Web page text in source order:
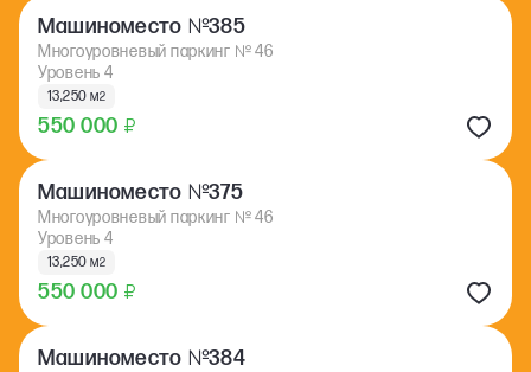
Машиноместо №385
Многоуровневый паркинг №46
Уровень 4
550 000 ₽
13,250 м2
Машиноместо №375
Многоуровневый паркинг №46
Уровень 4
550 000 ₽
13,250 м2
Машиноместо №384